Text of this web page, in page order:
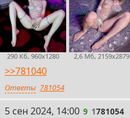
290 Кб, 960x1280 2,6 Мб, 2159x2879
>>781040
Ответы 781054
9
5 сен 2024, 14:00 9 1781054